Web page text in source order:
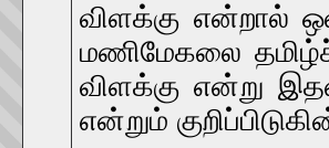
விளக்கு என்றால்
மணிமேகலை
விளக்கு என்று
என்றும்